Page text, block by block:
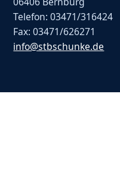
Telefon: 03471/316424
Fax: 03471/626271
info@stbschunke.de